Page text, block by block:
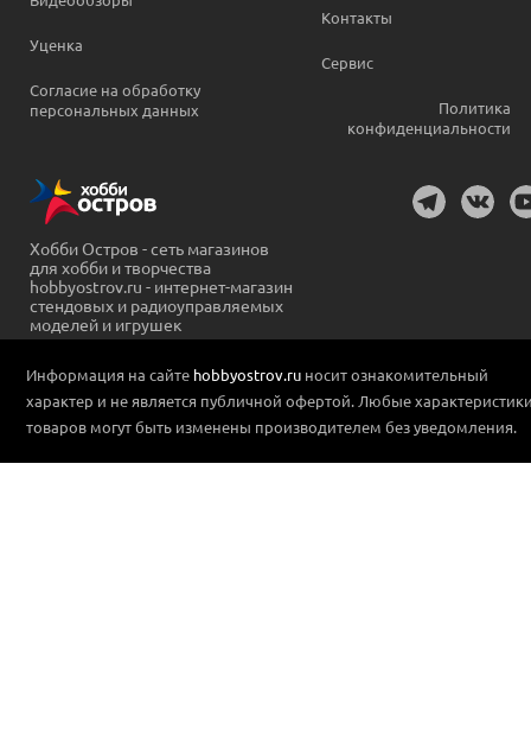
Уценка
Согласие на обработку
персональных данных
Контакты
Сервис
Политика
конфиденциальности
Хобби Остров - сеть магазинов
для хобби и творчества
hobbyostrov.ru - интернет-магазин
стендовых и радиоуправляемых
моделей и игрушек
Информация на сайте hobbyostrov.ru носит ознакомительный
характер и не является публичной офертой. Любые
товаров могут быть изменены производителем без уведомления.